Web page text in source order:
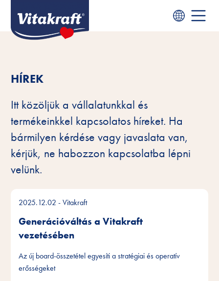
HÍREK
Itt közöljük a vállalatunkkal és
termékeinkkel kapcsolatos híreket. Ha
bármilyen kérdése vagy javaslata van,
kérjük, ne habozzon kapcsolatba lépni
velünk.
2025.12.02- Vitakraft
Generációváltás a Vitakraft
vezetésében
Az új board-összetétel egyesíti a stratégiai és operatív
erősségeket